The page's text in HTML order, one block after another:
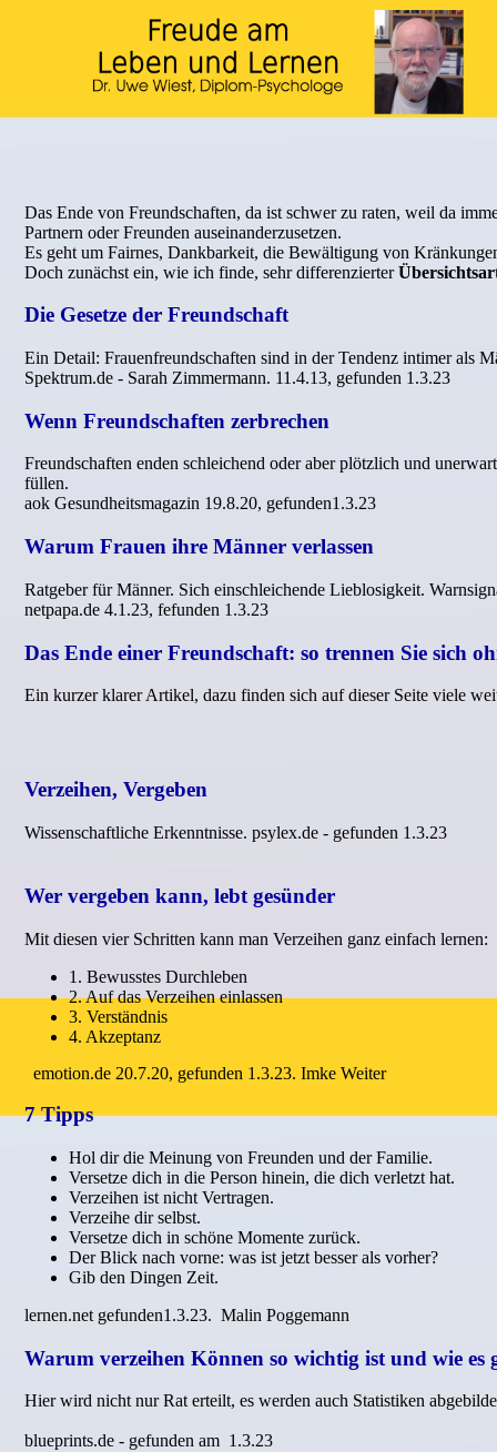
Das Ende von Freundschaften, da ist schwer zu raten, weil da
Partnern oder Freunden auseinanderzusetzen.
Es geht um Fairnes, Dankbarkeit, die Bewältigung von
Doch zunächst ein, wie ich finde, sehr differenzierter
Die Gesetze der Freundschaft
Ein Detail: Frauenfreundschaften sind in der Tendenz intimer als
Spektrum.de - Sarah Zimmermann. 11.4.13, gefunden 1.3.23
Wenn Freundschaften zerbrechen
Freundschaften enden schleichend oder aber plötzlich und
füllen.
aok Gesundheitsmagazin 19.8.20, gefunden1.3.23
Warum Frauen ihre Männer verlassen
Ratgeber für Männer. Sich einschleichende Lieblosigkeit.
netpapa.de 4.1.23, fefunden 1.3.23
Das Ende einer Freundschaft: so trennen Sie sich
Ein kurzer klarer Artikel, dazu finden sich auf dieser Seite viele
Verzeihen, Vergeben
Wissenschaftliche Erkenntnisse. psylex.de - gefunden 1.3.23
Wer vergeben kann, lebt gesünder
Mit diesen vier Schritten kann man Verzeihen ganz einfach lernen:
1. Bewusstes Durchleben
2. Auf das Verzeihen einlassen
3. Verständnis
4. Akzeptanz
emotion.de 20.7.20, gefunden 1.3.23. Imke Weiter
7 Tipps
Hol dir die Meinung von Freunden und der Familie.
Versetze dich in die Person hinein, die dich verletzt hat.
Verzeihen ist nicht Vertragen.
Verzeihe dir selbst.
Versetze dich in schöne Momente zurück.
Der Blick nach vorne: was ist jetzt besser als vorher?
Gib den Dingen Zeit.
lernen.net gefunden1.3.23. Malin Poggemann
Warum verzeihen Können so wichtig ist und wie es
Hier wird nicht nur Rat erteilt, es werden auch Statistiken
blueprints.de - gefunden am 1.3.23